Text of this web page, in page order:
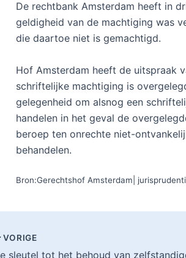
De rechtbank Amsterdam heeft in
geldigheid van de machtiging was
die daartoe niet is gemachtigd.
Hof Amsterdam heeft de uitspraak
schriftelijke machtiging is
gelegenheid om alsnog een
handelen in het geval de
beroep ten onrechte niet-
behandelen.
Bron:Gerechtshof Amsterdam|
VORIGE